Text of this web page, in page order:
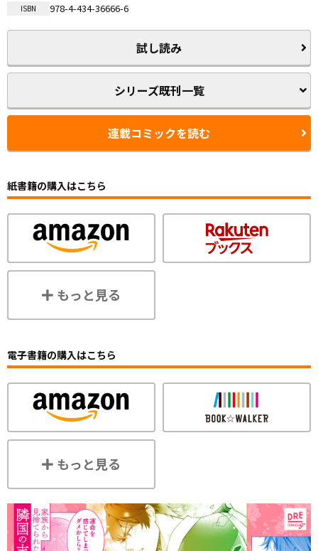
ISBN 978-4-434-36666-6
試し読み
シリーズ既刊一覧
連載コミックを読む
紙書籍の購入はこちら
もっと見る
電子書籍の購入はこちら
もっと見る